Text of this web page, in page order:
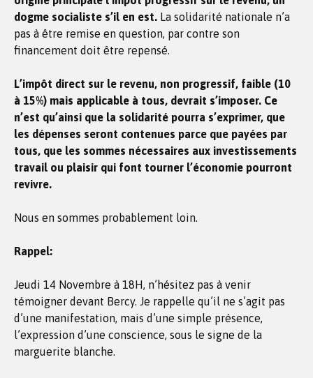
dogme socialiste s’il en est. La solidarité nationale n’a
pas à être remise en question, par contre son
financement doit être repensé.
L’impôt direct sur le revenu, non progressif, faible (10
à 15%) mais applicable à tous, devrait s’imposer. Ce
n’est qu’ainsi que la solidarité pourra s’exprimer, que
les dépenses seront contenues parce que payées par
tous, que les sommes nécessaires aux investissements
travail ou plaisir qui font tourner l’économie pourront
revivre.
Nous en sommes probablement loin.
Rappel:
Jeudi 14 Novembre à 18H, n’hésitez pas à venir
témoigner devant Bercy. Je rappelle qu’il ne s’agit pas
d’une manifestation, mais d’une simple présence,
l’expression d’une conscience, sous le signe de la
marguerite blanche.